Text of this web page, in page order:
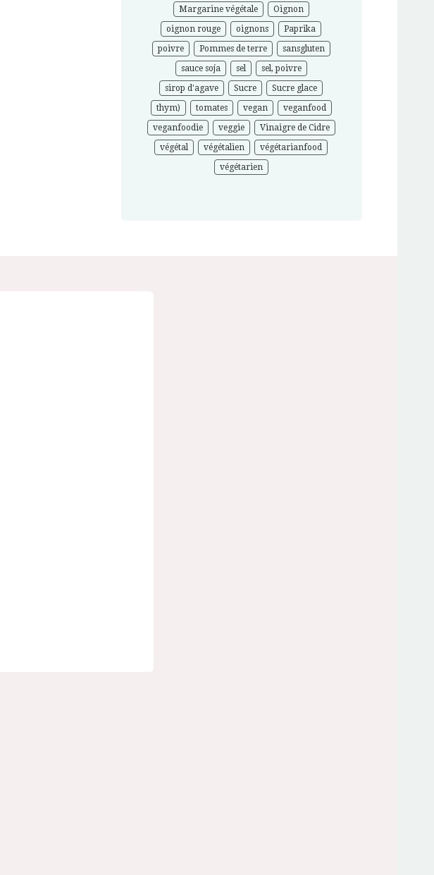
Margarine végétale
Oignon
oignon rouge
oignons
Paprika
poivre
Pommes de terre
sansgluten
sauce soja
sel
sel, poivre
sirop d'agave
Sucre
Sucre glace
thym)
tomates vegan
veganfood
veganfoodie
veggie
Vinaigre de Cidre
végétal
végétalien
végétarianfood
végétarien